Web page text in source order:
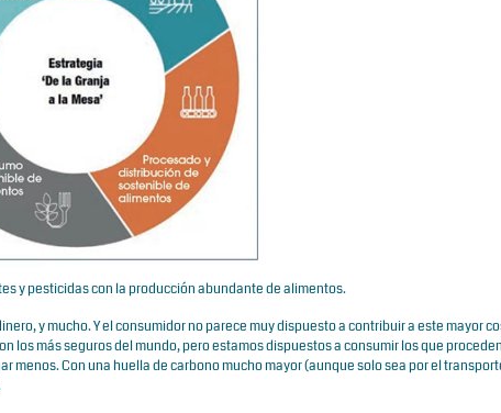
y pesticidas con la producción abundante de alimentos.
y mucho. Y el consumidor no parece muy dispuesto a contribuir a este mayor
los más seguros del mundo, pero estamos dispuestos a consumir los que
menos. Con una huella de carbono mucho mayor (aunque solo sea por el